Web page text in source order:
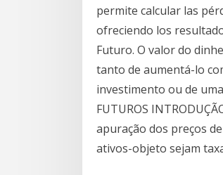
permite calcular las
ofreciendo los
Futuro. O valor do
tanto de aumentá-lo
investimento ou de
FUTUROS
apuração dos preços
ativos-objeto sejam